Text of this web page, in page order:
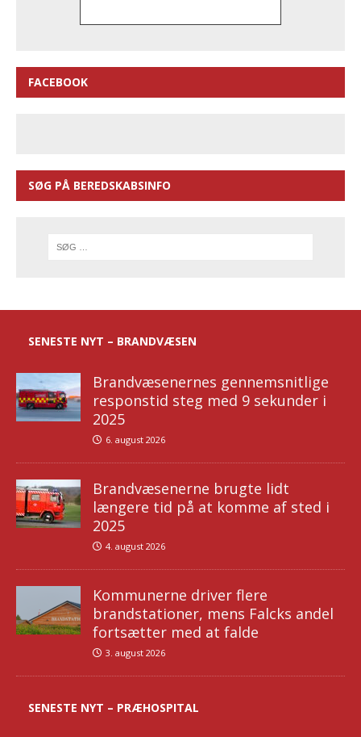
FACEBOOK
SØG PÅ BEREDSKABSINFO
SENESTE NYT – BRANDVÆSEN
Brandvæsenernes gennemsnitlige
responstid steg med 9 sekunder i
2025
6. august 2026
Brandvæsenerne brugte lidt
længere tid på at komme af sted i
2025
4. august 2026
Kommunerne driver flere
brandstationer, mens Falcks andel
fortsætter med at falde
3. august 2026
SENESTE NYT – PRÆHOSPITAL